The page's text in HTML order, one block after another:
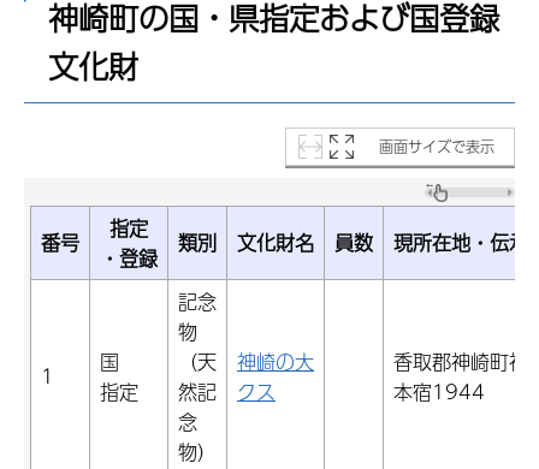
神崎町の国・県指定および国登録
文化財
画面サイズで表示
番号
指定
・登録
類別 文化財名 員数 現所在地・伝承
1
国
指定
記念
物
（天
然記
念
物）
神崎の大
クス
香取郡神崎町神
本宿1944